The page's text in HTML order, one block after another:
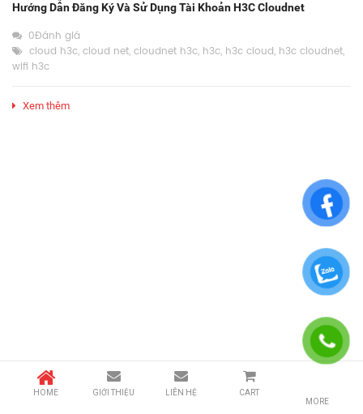
Hướng Dẫn Đăng Ký Và Sử Dụng Tài Khoản H3C Cloudnet
0Đánh giá
cloud h3c, cloud net, cloudnet h3c, h3c, h3c cloud, h3c cloudnet,
wifi h3c
Xem thêm
HOME GIỚI THIỆU LIÊN HỆ
CART
MORE